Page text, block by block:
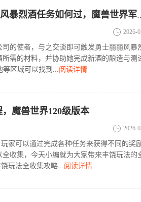
魔兽世界军团再临remix勇士丽
2026-
的使者，与之交谈即可触发勇士丽丽风暴
需的材料，并协助她完成新酒的酿造与测
等区域可以找到...阅读详情
魔兽世界120级版本
2026-
家可以通过完成各种任务来获得不同的奖励
收集，今天小编就为大家带来丰饶玩法的
玩法全收集攻略...阅读详情